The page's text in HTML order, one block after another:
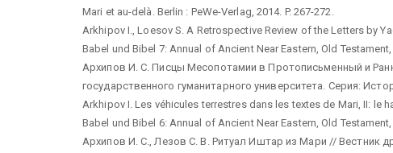
Mari et au-delà. Berlin : PeWe-Verlag, 2014. P. 267-272.
Arkhipov I., Loesov S. A Retrospective Review of the Letters by
Babel und Bibel 7: Annual of Ancient Near Eastern, Old
Архипов И. С. Писцы Месопотамии в Протописьменный и
государственного гуманитарного университета. Серия:
Arkhipov I. Les véhicules terrestres dans les textes de Mari, II: le
Babel und Bibel 6: Annual of Ancient Near Eastern, Old
Архипов И. С., Лезов С. В. Ритуал Иштар из Мари // Вестник